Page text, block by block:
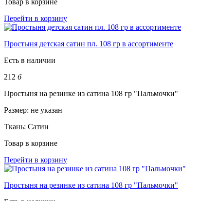
Перейти в корзину
Простыня детская сатин пл. 108 гр в ассортименте
Есть в наличии
212 б
Простыня на резинке из сатина 108 гр "Пальмочки"
Размер: не указан
Ткань: Сатин
Товар в корзине
Перейти в корзину
Простыня на резинке из сатина 108 гр "Пальмочки"